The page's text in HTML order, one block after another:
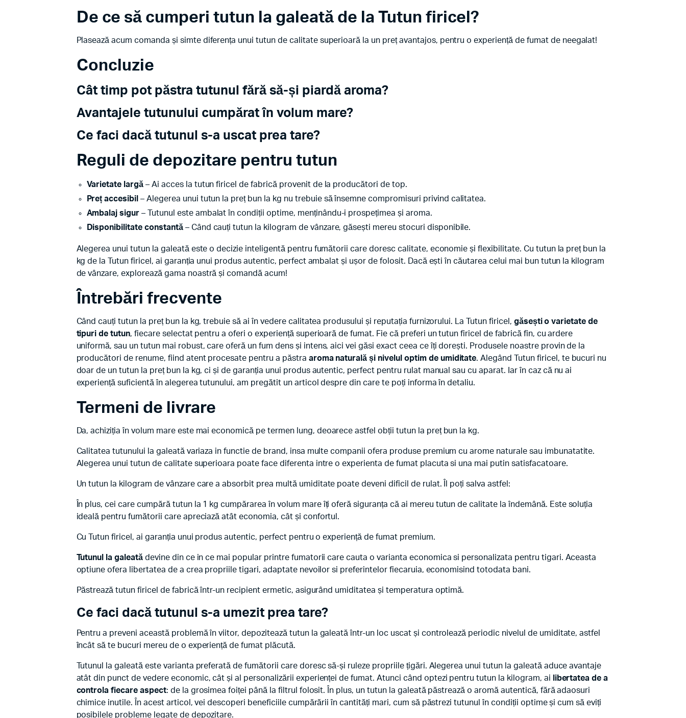
De ce să cumperi tutun la galeată de la Tutun firicel?
Plasează acum comanda și simte diferența unui tutun de calitate superioară la un preț avantajos, pentru o experiență de fumat de neegalat!
Concluzie
Cât timp pot păstra tutunul fără să-și piardă aroma?
Avantajele tutunului cumpărat în volum mare?
Ce faci dacă tutunul s-a uscat prea tare?
Reguli de depozitare pentru tutun
Varietate largă – Ai acces la tutun firicel de fabrică provenit de la producători de top.
Preț accesibil – Alegerea unui tutun la preț bun la kg nu trebuie să însemne compromisuri privind calitatea.
Ambalaj sigur – Tutunul este ambalat în condiții optime, menținându-i prospețimea și aroma.
Disponibilitate constantă– Când cauți tutun la kilogram de vânzare, găsești mereu stocuri disponibile.
Alegerea unui tutun la galeată este o decizie inteligentă pentru fumătorii care doresc calitate, economie și flexibilitate. Cu tutun la preț bun la
kg de la Tutun firicel, ai garanția unui produs autentic, perfect ambalat și ușor de folosit. Dacă ești în căutarea celui mai bun tutun la kilogram
de vânzare, explorează gama noastră și comandă acum!
Întrebări frecvente
Când cauți tutun la preț bun la kg, trebuie să ai în vedere calitatea produsului și reputația furnizorului. La Tutun firicel, găsești o varietate de
tipuri de tutun, fiecare selectat pentru a oferi o experiență superioară de fumat. Fie că preferi un tutun firicel de fabrică fin, cu ardere
uniformă, sau un tutun mai robust, care oferă un fum dens și intens, aici vei găsi exact ceea ce îți dorești. Produsele noastre provin de la
producători de renume, fiind atent procesate pentru a păstra aroma naturală și nivelul optim de umiditate. Alegând Tutun firicel, te bucuri nu
doar de un tutun la preț bun la kg, ci și de garanția unui produs autentic, perfect pentru rulat manual sau cu aparat. Iar în caz că nu ai
experiență suficientă în alegerea tutunului, am pregătit un articol despre din care te poți informa în detaliu.
Termeni de livrare
Da, achiziția în volum mare este mai economică pe termen lung, deoarece astfel obții tutun la preț bun la kg.
Calitatea tutunului la galeată variaza in functie de brand, insa multe companii ofera produse premium cu arome naturale sau imbunatatite.
Alegerea unui tutun de calitate superioara poate face diferenta intre o experienta de fumat placuta si una mai putin satisfacatoare.
Un tutun la kilogram de vânzare care a absorbit prea multă umiditate poate deveni dificil de rulat. Îl poți salva astfel:
În plus, cei care cumpără tutun la 1 kg cumpărarea în volum mare îți oferă siguranța că ai mereu tutun de calitate la îndemână. Este soluția
ideală pentru fumătorii care apreciază atât economia, cât și confortul.
Cu Tutun firicel, ai garanția unui produs autentic, perfect pentru o experiență de fumat premium.
Tutunul la galeatădevine din ce in ce mai popular printre fumatorii care cauta o varianta economica si personalizata pentru tigari. Aceasta
optiune ofera libertatea de a crea propriile tigari, adaptate nevoilor si preferintelor fiecaruia, economisind totodata bani.
Păstrează tutun firicel de fabrică într-un recipient ermetic, asigurând umiditatea și temperatura optimă.
Ce faci dacă tutunul s-a umezit prea tare?
Pentru a preveni această problemă în viitor, depozitează tutun la galeată într-un loc uscat și controlează periodic nivelul de umiditate, astfel
încât să te bucuri mereu de o experiență de fumat plăcută.
Tutunul la galeată este varianta preferată de fumătorii care doresc să-și ruleze propriile țigări. Alegerea unui tutun la galeată aduce avantaje
atât din punct de vedere economic, cât și al personalizării experienței de fumat. Atunci când optezi pentru tutun la kilogram, ai
libertatea de a
controla fiecare aspect: de la grosimea foiței până la filtrul folosit. În plus, un tutun la galeată păstrează o aromă autentică, fără adaosuri
chimice inutile. În acest articol, vei descoperi beneficiile cumpărării în cantități mari, cum să păstrezi tutunul în condiții optime și cum să eviți
posibilele probleme legate de depozitare.